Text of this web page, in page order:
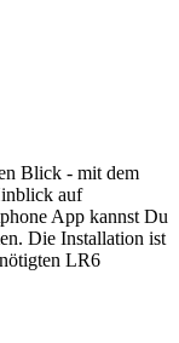
Blick - mit dem
auf
App kannst Du
Die Installation ist
LR6